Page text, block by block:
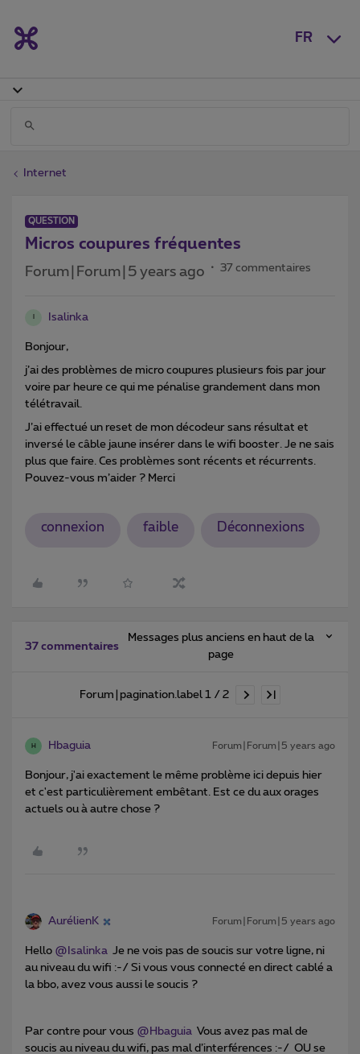
FR
Internet
QUESTION
Micros coupures fréquentes
Forum|Forum|5 years ago 37 commentaires
Isalinka
Bonjour,
j’ai des problèmes de micro coupures plusieurs fois par jour
voire par heure ce qui me pénalise grandement dans mon
télétravail.
J’ai effectué un reset de mon décodeur sans résultat et
inversé le câble jaune insérer dans le wifi booster. Je ne sais
plus que faire. Ces problèmes sont récents et récurrents.
Pouvez-vous m’aider ? Merci
connexion faible Déconnexions
37 commentaires
Messages plus anciens en haut de la
page
Forum|pagination.label 1 / 2
H Hbaguia Forum|Forum|5 years ago
Bonjour, j'ai exactement le même problème ici depuis hier
et c'est particulièrement embêtant. Est ce du aux orages
actuels ou à autre chose ?
AurélienK Forum|Forum|5 years ago
Hello @Isalinka Je ne vois pas de soucis sur votre ligne, ni
au niveau du wifi :-/ Si vous vous connecté en direct cablé a
la bbo, avez vous aussi le soucis ?
Par contre pour vous @Hbaguia Vous avez pas mal de
soucis au niveau du wifi, pas mal d’interférences :-/ OU se